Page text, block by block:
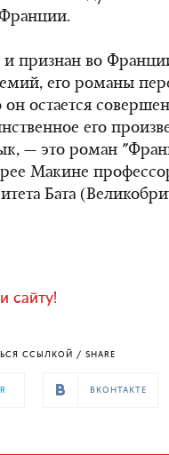
признан во
его романы
остается
его
— это роман
Макине
Бата
сайту!
ССЫЛКОЙ / SHARE
ВКОНТАКТЕ